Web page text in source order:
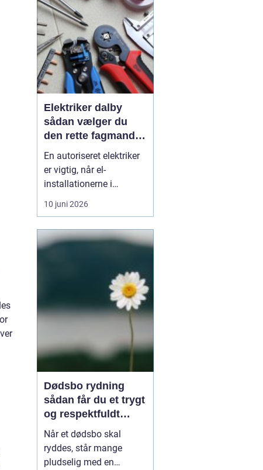
elekt...
Elektriker dalby
sådan vælger du
den rette fagmand
til dine el-opgaver
En autoriseret elektriker
er vigtig, når el-
installationerne i
hjemmet eller
virksomheden skal være
Fejl på el-installationer
ulykker. Mange søger
10 juni 2026
Dødsbo rydning
sådan får du et trygt
og respektfuldt
forløb
Når et dødsbo skal
ryddes, står mange
pludselig med en